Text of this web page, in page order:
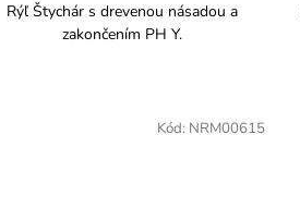
Rýľ Štychár s drevenou násadou a
zakončením PH Y.
Kód: NRM00615